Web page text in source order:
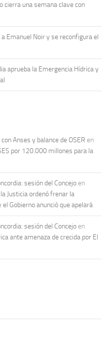
cierra una semana clave con
Emanuel Noir y se reconfigura el
aprueba la Emergencia Hídrica y
Anses y balance de OSER en
por 120.000 millones para la
sesión del Concejo en
Justicia ordenó frenar la
Gobierno anunció que apelará
sesión del Concejo en
ante amenaza de crecida por El